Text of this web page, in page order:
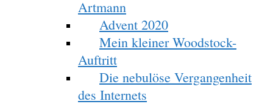
Artmann
Advent 2020
Mein kleiner Woodstock-
Auftritt
Die nebulöse Vergangenheit
des Internets